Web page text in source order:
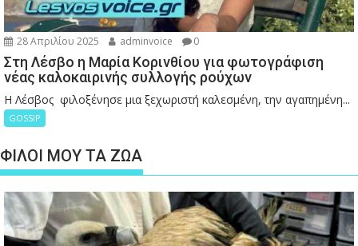
28 Απριλίου 2025 adminvoice 0
Στη Λέσβο η Μαρία Κορινθίου για φωτογράφιση
νέας καλοκαιρινής συλλογής ρούχων
Η Λέσβος φιλοξένησε μια ξεχωριστή καλεσμένη, την αγαπημένη...
GOSSIP
ΦΙΛΟΙ ΜΟΥ ΤΑ ΖΩΑ